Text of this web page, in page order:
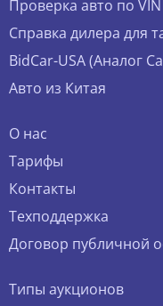
Проверка авто по VIN
Справка дилера для
BidCar-USA (Аналог
Авто из Китая
О нас
Тарифы
Контакты
Техподдержка
Договор публичной
Типы аукционов